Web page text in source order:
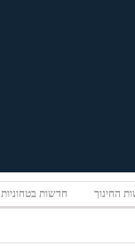
החינוך חדשות בטחוניות